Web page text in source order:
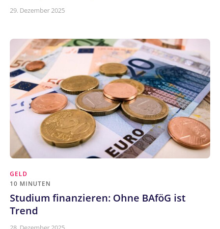
29. Dezember 2025
GELD
10 MINUTEN
Studium finanzieren: Ohne BAföG ist
Trend